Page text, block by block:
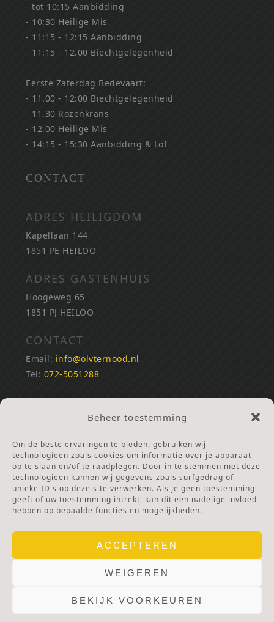
Beheer toestemming
Om de beste ervaringen te bieden, gebruiken wij
technologieën zoals cookies om informatie over je apparaat
op te slaan en/of te raadplegen. Door in te stemmen met deze
technologieën kunnen wij gegevens zoals surfgedrag of
unieke ID's op deze site verwerken. Als je geen toestemming
geeft of uw toestemming intrekt, kan dit een nadelige invloed
hebben op bepaalde functies en mogelijkheden.
ACCEPTEREN
WEIGEREN
BEKIJK VOORKEUREN
- tot 10:15 Aanbidding
- 10:30 Heilige Mis
- 11:15 - 12:15 Aanbidding
- 11:15 - 12.00 Biechtgelegenheid
Eerste Zaterdag Bedevaart:
- 11.00 - 12:00 Biechtgelegenheid
- 11.30 Rozenkrans
- 12.00 Heilige Mis
- 14:15 - 15:30 Aanbidding & Lof
CONTACT
ADRES HEILIGDOM
Kapellaan 144
1851 PE HEILOO
ADRES GASTENHUIS
Hoogeweg 65
1851 PJ HEILOO
CONTACT
Email: info@olvternood.nl
Tel: 072-5051288
REKENINGNUMMERS
NL25INGB0000672168
Ga naar Doneren
ANBI Stichting
RSIN nummer:002832987
© 2025 OLV TER NOOD. WEBSITE. PRIVACY & COOKIES.